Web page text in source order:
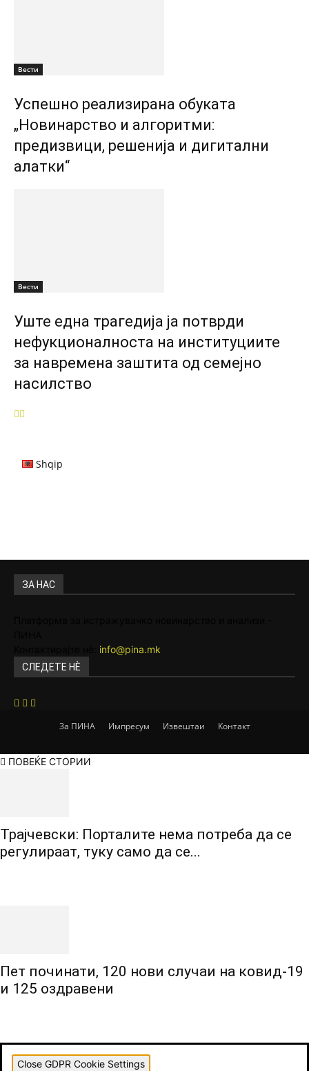
Вести
Успешно реализирана обуката
„Новинарство и алгоритми:
предизвици, решенија и дигитални
алатки“
Вести
Уште една трагедија ја потврди
нефукционалноста на институциите
за навремена заштита од семејно
насилство
Shqip
ЗА НАС
info@pina.mk
СЛЕДЕТЕ НЀ
За ПИНА Импресум Извештаи Контакт
ПОВЕЌЕ СТОРИИ
Трајчевски: Порталите нема потреба да се
регулираат, туку само да се...
Пет починати, 120 нови случаи на ковид-19
и 125 оздравени
Close GDPR Cookie Settings